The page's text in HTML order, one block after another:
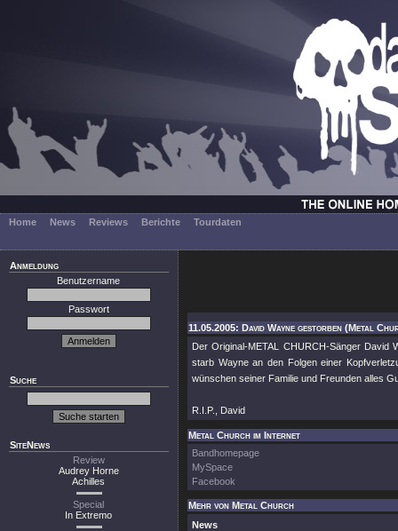
Home News Reviews Berichte Tourdaten
Anmeldung
Benutzername
Passwort
Suche
SiteNews
Review
Audrey Horne
Achilles
Special
In Extremo
11.05.2005: David Wayne gestorben (Metal
Der Original-METAL CHURCH-Sänger
starb Wayne an den Folgen einer
wünschen seiner Familie und Freunden alles
R.I.P., David
Metal Church im Internet
Bandhomepage
MySpace
Facebook
Mehr von Metal Church
News